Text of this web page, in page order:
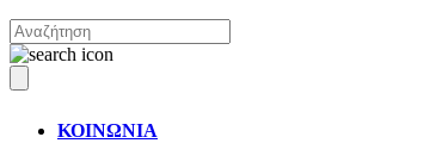
ΚΟΙΝΩΝΙΑ